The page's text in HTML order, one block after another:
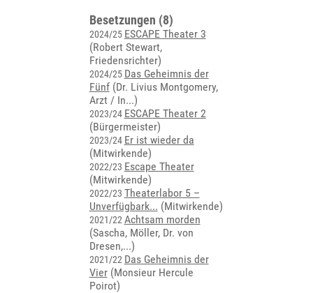
Besetzungen (8)
2024/25 ESCAPE Theater 3
(Robert Stewart,
Friedensrichter)
2024/25 Das Geheimnis der
Fünf(Dr. Livius Montgomery,
Arzt / In...)
2023/24 ESCAPE Theater 2
(Bürgermeister)
2023/24 Er ist wieder da
(Mitwirkende)
2022/23 Escape Theater
(Mitwirkende)
2022/23 Theaterlabor 5 –
Unverfügbark... (Mitwirkende)
2021/22 Achtsam morden
(Sascha, Möller, Dr. von
Dresen,...)
2021/22 Das Geheimnis der
Vier(Monsieur Hercule
Poirot)